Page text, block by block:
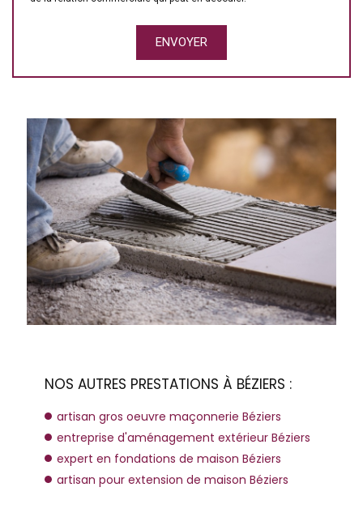
NOS AUTRES PRESTATIONS À BÉZIERS :
artisan gros oeuvre maçonnerie Béziers
entreprise d'aménagement extérieur Béziers
expert en fondations de maison Béziers
artisan pour extension de maison Béziers